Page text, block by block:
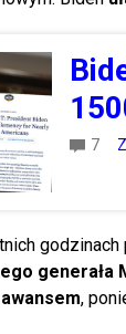
7
generała
,